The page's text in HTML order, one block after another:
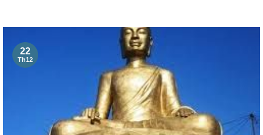
22
Th12